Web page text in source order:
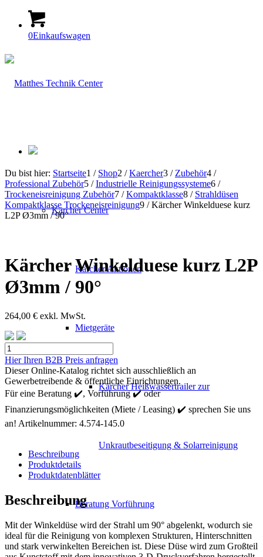
0Einkaufswagen
Kärcher Center
Kärcher Aktionen
Mietgeräte
Kärcher Heißwassertrailer zur
Unkrautbeseitigung & Solarreinigung
Beratung Vorführung
Du bist hier: Startseite1 / Shop2 / Kaercher3 / Zubehör4 /
Professional Zubehör5 / Industrielle Reinigungssysteme6 /
Trockeneisreinigung Zubehör7 / Kompaktklasse8 / Strahldüsen
Kompaktklasse Trockeneisreinigung9 / Kärcher Winkelduese kurz
L2P Ø3mm / 90°
Kärcher Winkelduese kurz L2P
Ø3mm / 90°
264,00 € exkl. MwSt.
Kärcher
Winkelduese
kurz
L2P
Ø3mm
/
90°
Menge
Hier Ihren B2B Preis anfragen
Dieser Online-Katalog richtet sich ausschließlich an
Gewerbetreibende & öffentliche Einrichtungen.
Für eine Beratung ✔️, Vorführung ✔️ oder
Finanzierungsmöglichkeiten (Miete / Leasing) ✔️ sprechen Sie uns
an! Artikelnummer: 4.574-145.0
Beschreibung
Produktdetails
Produktdatenblätter
Beschreibung
Mit der Winkeldüse wird der Strahl um 90° abgelenkt, wodurch sie
ideal für die Reinigung von komplexen Strukturen, Hinterschnitten
und stark verwinkelten Bereichen ist. Diese Düse wird zum Großteil